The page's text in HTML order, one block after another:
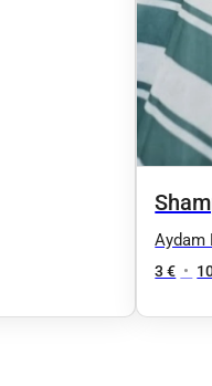
Aydam
3 € •